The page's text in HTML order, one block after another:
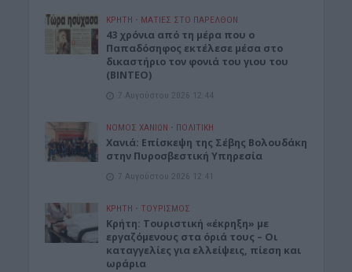
ΚΡΗΤΗ • ΜΑΤΙΕΣ ΣΤΟ ΠΑΡΕΛΘΟΝ
43 χρόνια από τη μέρα που ο
Παπαδόσηφος εκτέλεσε μέσα στο
δικαστήριο τον φονιά του γιου του
(ΒΙΝΤΕΟ)
7 Αυγούστου 2026 12:44
ΝΟΜΌΣ ΧΑΝΊΩΝ • ΠΟΛΙΤΙΚΗ
Xανιά: Επίσκεψη της Σέβης Βολουδάκη
στην Πυροσβεστική Υπηρεσία
7 Αυγούστου 2026 12:41
ΚΡΗΤΗ • ΤΟΥΡΙΣΜΟΣ
Κρήτη: Τουριστική «έκρηξη» με
εργαζόμενους στα όριά τους – Οι
καταγγελίες για ελλείψεις, πίεση και
ωράρια